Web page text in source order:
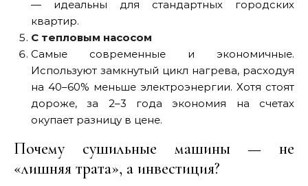
— идеальны для стандартных городских
квартир.
С тепловым насосом
Самые современные и экономичные.
Используют замкнутый цикл нагрева, расходуя
на 40–60% меньше электроэнергии. Хотя стоят
дороже, за 2–3 года экономия на счетах
окупает разницу в цене.
Почему сушильные машины — не
«лишняя трата», а инвестиция?